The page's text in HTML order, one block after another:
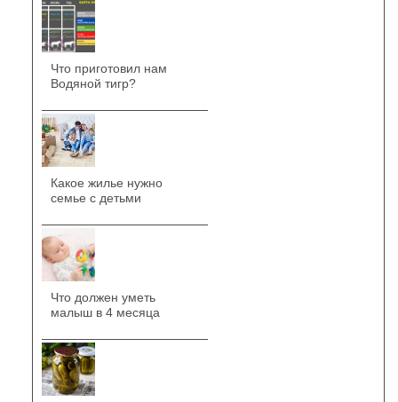
Что приготовил нам
Водяной тигр?
Какое жилье нужно
семье с детьми
Что должен уметь
малыш в 4 месяца